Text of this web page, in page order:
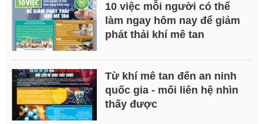
10 việc mỗi người có thể
làm ngay hôm nay để giảm
phát thải khí mê tan
Từ khí mê tan đến an ninh
quốc gia - mối liên hệ nhìn
thấy được